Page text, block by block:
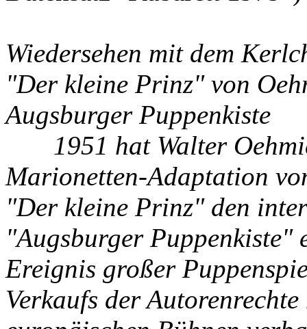
Wiedersehen mit dem
"Der kleine Prinz" von
Augsburger Puppenkiste
1951 hat Walter
Marionetten-Adaptation
"Der kleine Prinz" den
"Augsburger Puppenkiste"
Ereignis großer
Verkaufs der